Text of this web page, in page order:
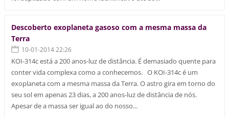
Descoberto exoplaneta gasoso com a mesma massa da
Terra
10-01-2014 22:26
KOI-314c está a 200 anos-luz de distância. É demasiado quente para
conter vida complexa como a conhecemos. O KOI-314c é um
exoplaneta com a mesma massa da Terra. O astro gira em torno do
seu sol em apenas 23 dias, a 200 anos-luz de distância de nós.
Apesar de a massa ser igual ao do nosso...